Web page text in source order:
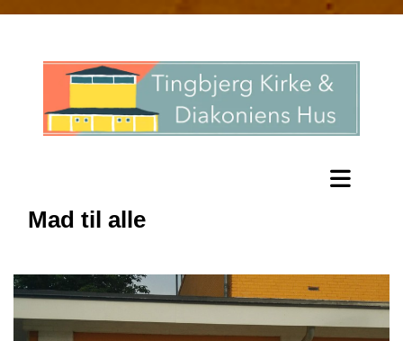
Mad til alle